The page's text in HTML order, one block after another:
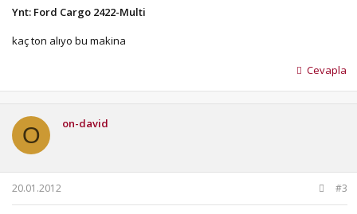
Ynt: Ford Cargo 2422-Multi
kaç ton alıyo bu makina
Cevapla
O on-david
20.01.2012 #3